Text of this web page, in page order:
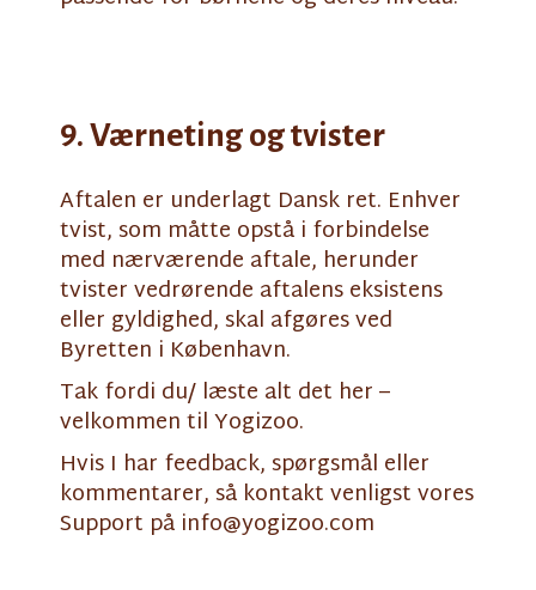
9. Værneting og tvister
Aftalen er underlagt Dansk ret. Enhver
tvist, som måtte opstå i forbindelse
med nærværende aftale, herunder
tvister vedrørende aftalens eksistens
eller gyldighed, skal afgøres ved
Byretten i København.
Tak fordi du/ læste alt det her –
velkommen til Yogizoo.
Hvis I har feedback, spørgsmål eller
kommentarer, så kontakt venligst vores
Support på info@yogizoo.com